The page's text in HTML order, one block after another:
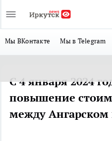
Мы ВКонтакте Мы в Telegram
С 4 января 2024
повышение
между Ангарском